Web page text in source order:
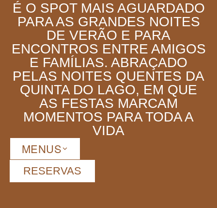
É O SPOT MAIS AGUARDADO
PARA AS GRANDES NOITES
DE VERÃO E PARA
ENCONTROS ENTRE AMIGOS
E FAMÍLIAS. ABRAÇADO
PELAS NOITES QUENTES DA
QUINTA DO LAGO, EM QUE
AS FESTAS MARCAM
MOMENTOS PARA TODA A
VIDA
MENUS
RESERVAS